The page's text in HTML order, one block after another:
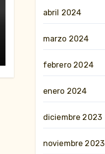
abril 2024
marzo 2024
febrero 2024
enero 2024
diciembre 2023
noviembre 2023